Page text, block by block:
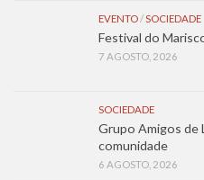
EVENTO/SOCIEDADE
Festival do
7 AGOSTO, 2026
SOCIEDADE
Grupo Amigos de
comunidade
6 AGOSTO, 2026